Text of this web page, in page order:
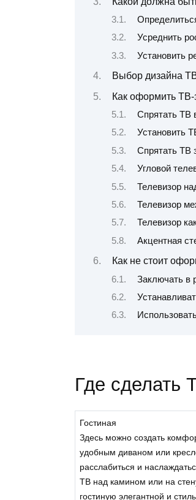
Усреднить
Установить
Выбор дизайна
Как оформить ТВ-
Спрятать ТВ
Установить
Спрятать ТВ
Угловой
Телевизор
Телевизор
Телевизор
Акцентная
Как не стоит
Заключать в
Где сделать
Гостиная
Здесь можно создать
удобным диваном или
расслабиться и
ТВ над камином или на
гостиную элегантной и